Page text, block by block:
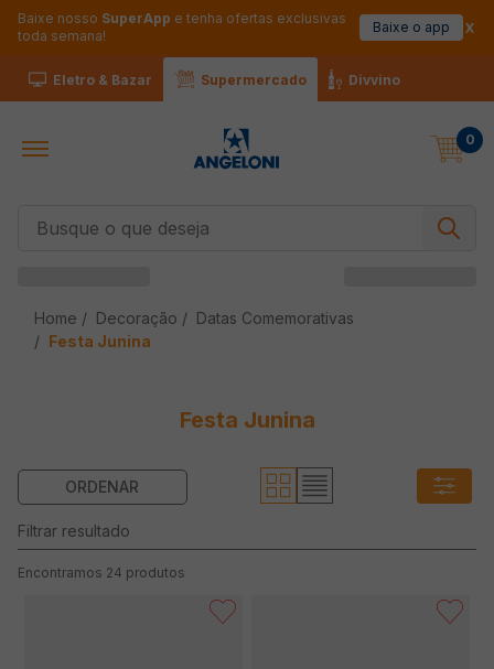
Baixe nosso SuperApp e tenha ofertas exclusivas
toda semana!
Baixe o app
Eletro & Bazar Supermercado Divvino
0
Decoração
Datas Comemorativas
Festa Junina
Festa Junina
24 produtos